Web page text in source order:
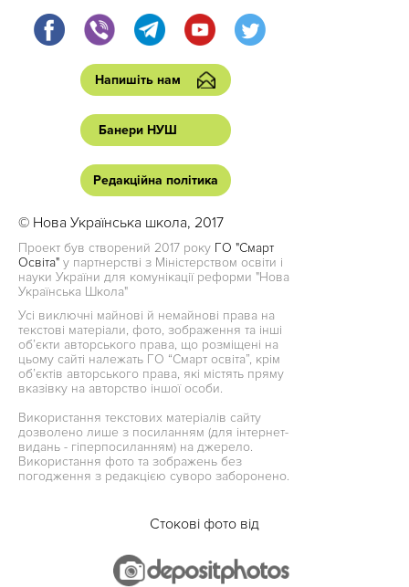
Напишіть нам
Банери НУШ
Редакційна політика
© Нова Українська школа, 2017
Проект був створений 2017 року ГО "Смарт
Освіта" у партнерстві з Міністерством освіти і
науки України для комунікації реформи "Нова
Українська Школа"
Усі виключні майнові й немайнові права на
текстові матеріали, фото, зображення та інші
об’єкти авторського права, що розміщені на
цьому сайті належать ГО “Смарт освіта”, крім
об’єктів авторського права, які містять пряму
вказівку на авторство іншої особи.
Використання текстових матеріалів сайту
дозволено лише з посиланням (для інтернет-
видань - гіперпосиланням) на джерело.
Використання фото та зображень без
погодження з редакцією суворо заборонено.
Стокові фото від